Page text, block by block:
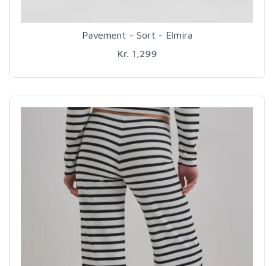
Pavement - Sort - Elmira
Kr. 1,299